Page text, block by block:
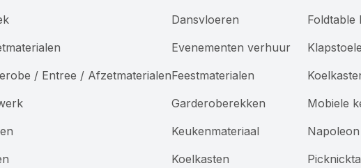
/ Entree / Afzetmaterialen
Dansvloeren
Evenementen verhuur
Feestmaterialen
Garderoberekken
Keukenmateriaal
Koelkasten
Foldtable
Mobiele